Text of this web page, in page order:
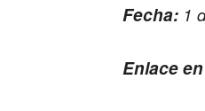
Fecha: 1
Enlace